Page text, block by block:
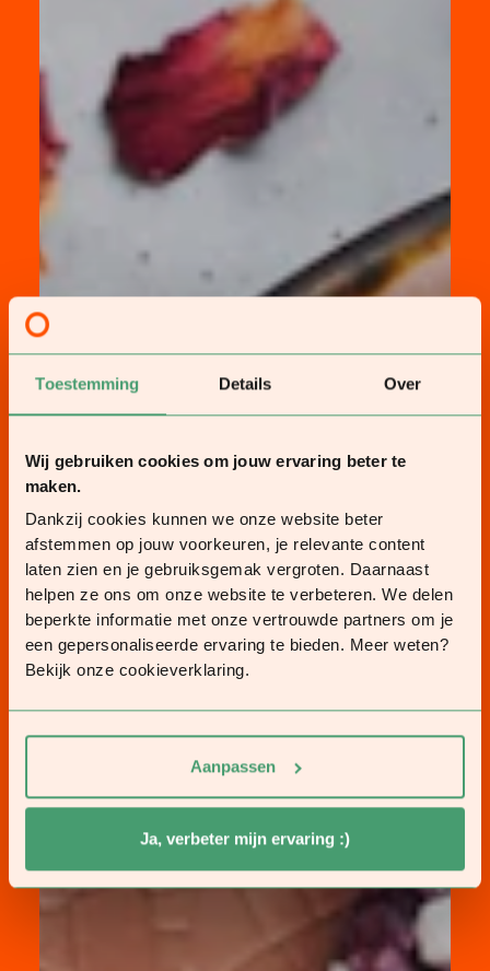
Toestemming Details Over
Wij gebruiken cookies om jouw ervaring beter te
maken.
Dankzij cookies kunnen we onze website beter
afstemmen op jouw voorkeuren, je relevante content
laten zien en je gebruiksgemak vergroten. Daarnaast
helpen ze ons om onze website te verbeteren. We delen
beperkte informatie met onze vertrouwde partners om je
een gepersonaliseerde ervaring te bieden. Meer weten?
Bekijk onze cookieverklaring.
Aanpassen
Ja, verbeter mijn ervaring :)